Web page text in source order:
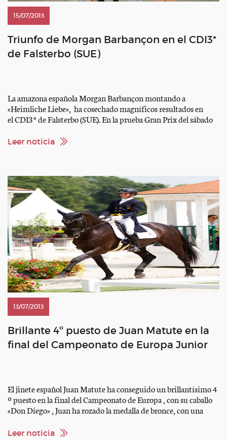
15/07/2013
Triunfo de Morgan Barbançon en el CDI3*
de Falsterbo (SUE)
La amazona española Morgan Barbançon montando a
«Heimliche Liebe», ha cosechado magníficos resultados en
el CDI3* de Falsterbo (SUE). En la prueba Gran Prix del sábado
domingo se impuso en la Kür GP con una nota de 72.850%.
Leer noticia
13/07/2013
Brillante 4º puesto de Juan Matute en la
final del Campeonato de Europa Junior
El jinete español Juan Matute ha conseguido un brillantísimo 4
º puesto en la final del Campeonato de Europa , con su caballo
«Don Diego» , Juan ha rozado la medalla de bronce, con una
mejor resultado de la historia de la Doma española, […]
Leer noticia